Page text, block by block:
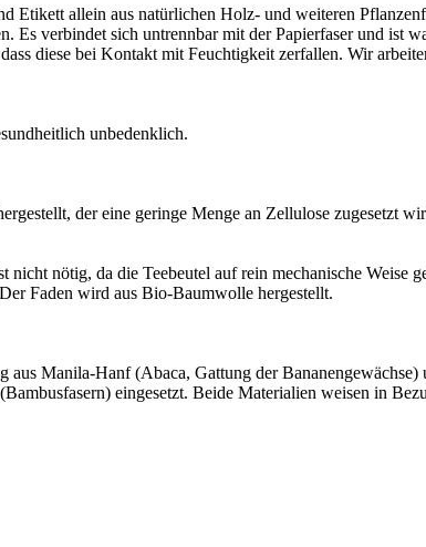
Etikett allein aus natürlichen Holz- und weiteren
Es verbindet sich untrennbar mit der Papierfaser und ist
diese bei Kontakt mit Feuchtigkeit zerfallen. Wir
unbedenklich.
der eine geringe Menge an Zellulose zugesetzt
nötig, da die Teebeutel auf rein mechanische
Faden wird aus Bio-Baumwolle hergestellt.
Manila-Hanf (Abaca, Gattung der
eingesetzt. Beide Materialien weisen in